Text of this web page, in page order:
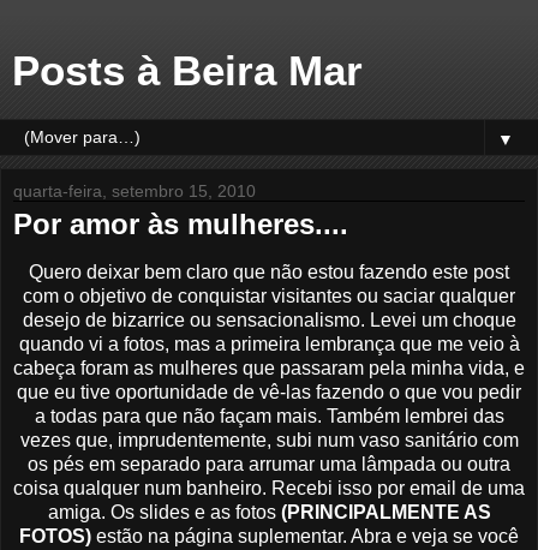
Posts à Beira Mar
▼
quarta-feira, setembro 15, 2010
Por amor às mulheres....
Quero deixar bem claro que não estou fazendo este post
com o objetivo de conquistar visitantes ou saciar qualquer
desejo de bizarrice ou sensacionalismo. Levei um choque
quando vi a fotos, mas a primeira lembrança que me veio à
cabeça foram as mulheres que passaram pela minha vida, e
que eu tive oportunidade de vê-las fazendo o que vou pedir
a todas para que não façam mais. Também lembrei das
vezes que, imprudentemente, subi num vaso sanitário com
os pés em separado para arrumar uma lâmpada ou outra
coisa qualquer num banheiro. Recebi isso por email de uma
amiga. Os slides e as fotos (PRINCIPALMENTE AS
FOTOS) estão na página suplementar. Abra e veja se você